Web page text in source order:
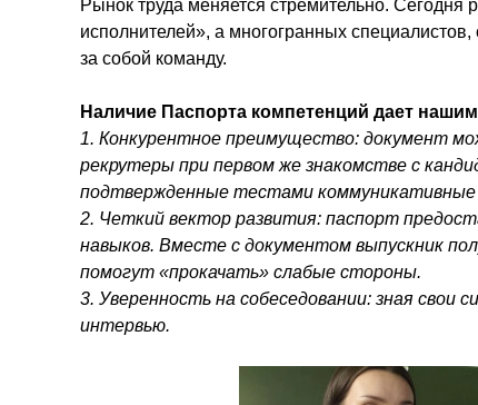
Рынок труда меняется стремительно.
исполнителей», а многогранных
за собой команду.
Наличие Паспорта компетенций дает
1. Конкурентное преимущество: документ
рекрутеры при первом же знакомстве с
подтвержденные тестами коммуникативные
2. Четкий вектор развития: паспорт
навыков. Вместе с документом выпускник
помогут «прокачать» слабые стороны.
3. Уверенность на собеседовании: зная свои
интервью.